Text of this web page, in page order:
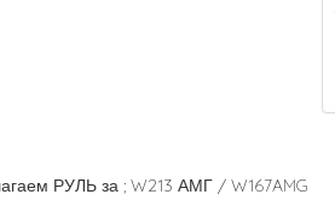
РУЛЬ за ; W213 АМГ / W167AMG